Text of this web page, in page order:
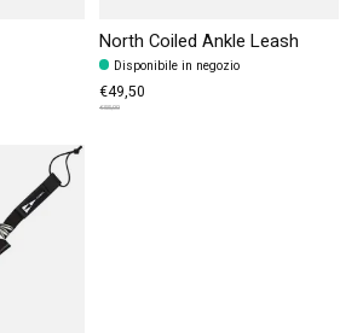
North Coiled Ankle Leash
Disponibile in negozio
€49,50
€55,00